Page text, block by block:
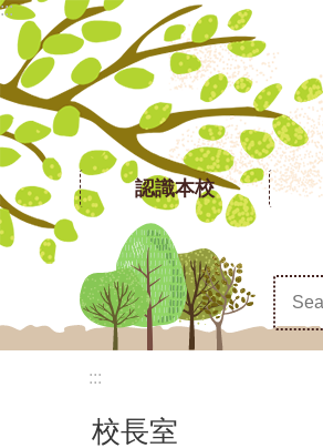
跳到主要內容區塊
:::
認識本校
:::
校長室